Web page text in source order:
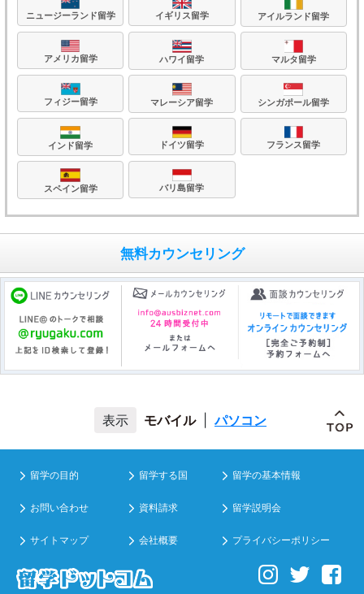
ニュージーランド留学 イギリス留学 アイルランド留学
アメリカ留学 ハワイ留学 マルタ留学
フィジー留学 マレーシア留学 シンガポール留学
インド留学 ドイツ留学 フランス留学
スペイン留学 バリ島留学
無料カウンセリング
モバイル パソコン
留学の目的 留学する国 留学の基本情報
お問い合わせ 資料請求 留学説明会
サイトマップ 会社概要 プライバシーポリシー